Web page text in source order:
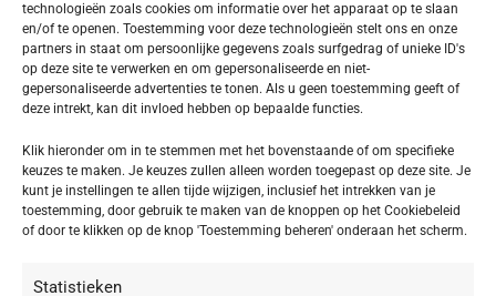
technologieën zoals cookies om informatie over het apparaat op te slaan
en/of te openen. Toestemming voor deze technologieën stelt ons en onze
partners in staat om persoonlijke gegevens zoals surfgedrag of unieke ID's
op deze site te verwerken en om gepersonaliseerde en niet-
gepersonaliseerde advertenties te tonen. Als u geen toestemming geeft of
deze intrekt, kan dit invloed hebben op bepaalde functies.
Klik hieronder om in te stemmen met het bovenstaande of om specifieke
keuzes te maken. Je keuzes zullen alleen worden toegepast op deze site. Je
kunt je instellingen te allen tijde wijzigen, inclusief het intrekken van je
toestemming, door gebruik te maken van de knoppen op het Cookiebeleid
of door te klikken op de knop 'Toestemming beheren' onderaan het scherm.
Statistieken
SKU:647002
Categorieën:SKINCARE Make-up,Tinted Hydra Moisturizer
Delen:
Beschrijving
Tinted Hydra Moisturizer 02 natural